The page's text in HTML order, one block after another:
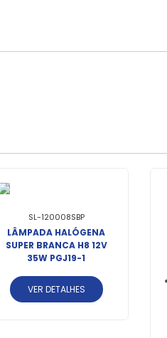
SL-120008SBP
LÂMPADA HALÓGENA
SUPER BRANCA H8 12V
35W PGJ19-1
VER DETALHES